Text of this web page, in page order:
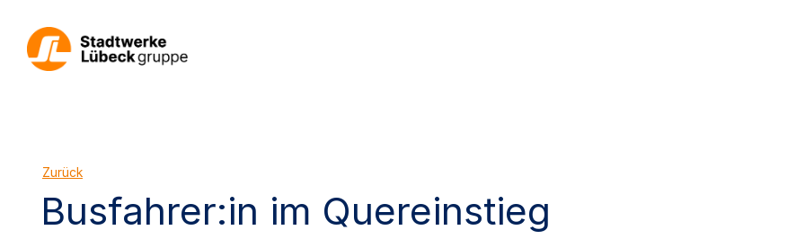
Zurück
Busfahrer:in im Quereinstieg